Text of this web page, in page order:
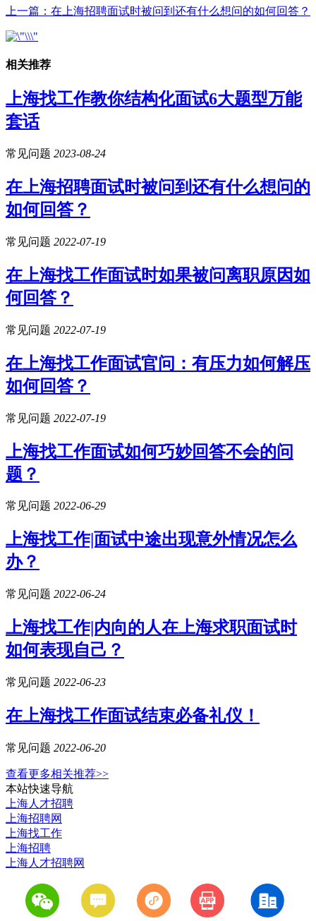
上一篇：在上海招聘面试时被问到还有什么想问的如何回答？
相关推荐
上海找工作教你结构化面试6大题型万能
套话
常见问题 2023-08-24
在上海招聘面试时被问到还有什么想问的
如何回答？
常见问题 2022-07-19
在上海找工作面试时如果被问离职原因如
何回答？
常见问题 2022-07-19
在上海找工作面试官问：有压力如何解压
如何回答？
常见问题 2022-07-19
上海找工作面试如何巧妙回答不会的问
题？
常见问题 2022-06-29
上海找工作|面试中途出现意外情况怎么
办？
常见问题 2022-06-24
上海找工作|内向的人在上海求职面试时
如何表现自己？
常见问题 2022-06-23
在上海找工作面试结束必备礼仪！
常见问题 2022-06-20
查看更多相关推荐>>
本站快速导航
上海人才招聘
上海招聘网
上海找工作
上海招聘
上海人才招聘网